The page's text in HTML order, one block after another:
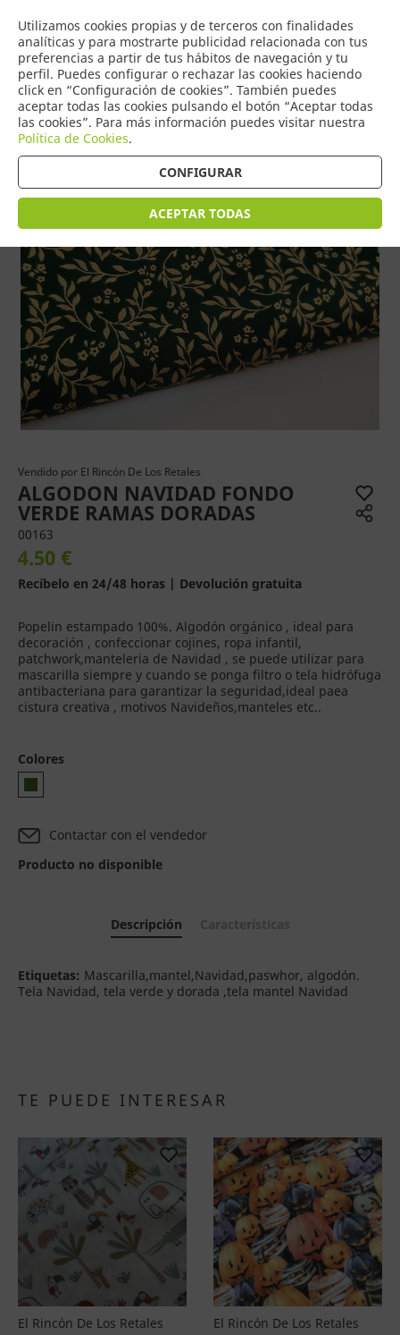
Utilizamos cookies propias y de terceros con finalidades
analíticas y para mostrarte publicidad relacionada con tus
preferencias a partir de tus hábitos de navegación y tu
perfil. Puedes configurar o rechazar las cookies haciendo
click en “Configuración de cookies”. También puedes
aceptar todas las cookies pulsando el botón “Aceptar todas
las cookies”. Para más información puedes visitar nuestra
Política de Cookies.
CONFIGURAR
ACEPTAR TODAS
0
COMERCIO
DE TORRIJOS
Tienda > INFANTIL > ALGODONES ESTAMPADOS Y DE RAYAS
Vendido por El Rincón De Los Retales
ALGODON NAVIDAD FONDO
VERDE RAMAS DORADAS
00163
4.50 €
Recíbelo en 24/48 horas | Devolución gratuita
Popelin estampado 100%. Algodón orgánico , ideal para
decoración , confeccionar cojines, ropa infantil,
patchwork,manteleria de Navidad , se puede utilizar para
mascarilla siempre y cuando se ponga filtro o tela hidrófuga
antibacteriana para garantizar la seguridad,ideal paea
cistura creativa , motivos Navideños,manteles etc..
Colores
Contactar con el vendedor
Producto no disponible
Descripción
Etiquetas: Mascarilla,mantel,Navidad,paswhor, algodón.
Tela Navidad, tela verde y dorada ,tela mantel Navidad
TE PUEDE INTERESAR
El Rincón De Los Retales El Rincón De Los Retales